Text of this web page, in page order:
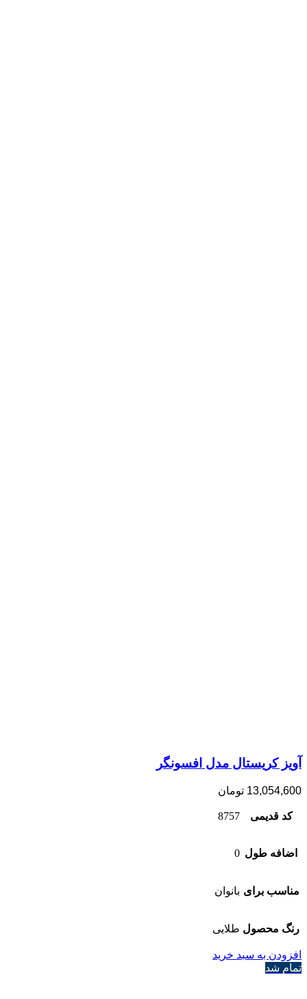
آویز کریستال مدل افسونگر
13,054,600 تومان
کد قدیمی 8757
اضافه طول 0
مناسب برای بانوان
رنگ محصول طلایی
افزودن به سبد خرید
تمام شد